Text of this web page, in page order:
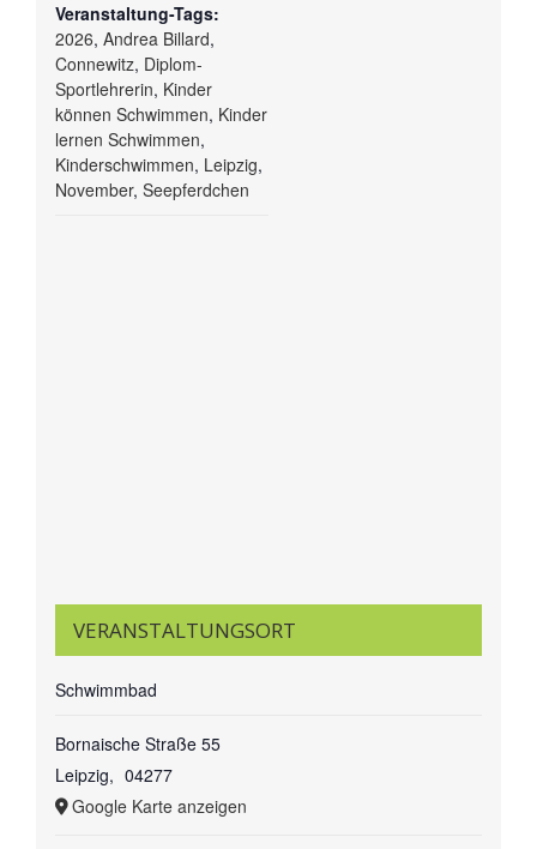
Veranstaltung-Tags:
2026, Andrea Billard,
Connewitz, Diplom-
Sportlehrerin, Kinder
können Schwimmen, Kinder
lernen Schwimmen,
Kinderschwimmen, Leipzig,
November, Seepferdchen
VERANSTALTUNGSORT
Schwimmbad
Bornaische Straße 55
Leipzig, 04277
Google Karte anzeigen